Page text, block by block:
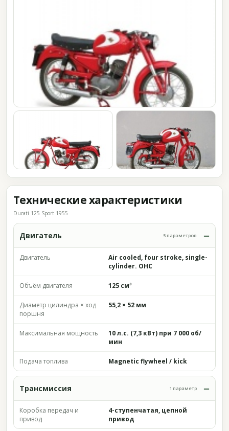
Технические характеристики
Ducati 125 Sport 1955
Двигатель 5 параметров
Двигатель
Air cooled, four stroke, single-
cylinder. OHC
Объём двигателя 125 см³
Диаметр цилиндра × ход
поршня
55,2 × 52 мм
Максимальная мощность
10 л.с. (7,3 кВт) при 7 000 об/
мин
Подача топлива Magnetic flywheel / kick
Трансмиссия 1 параметр
Коробка передач и
привод
4-ступенчатая, цепной
привод